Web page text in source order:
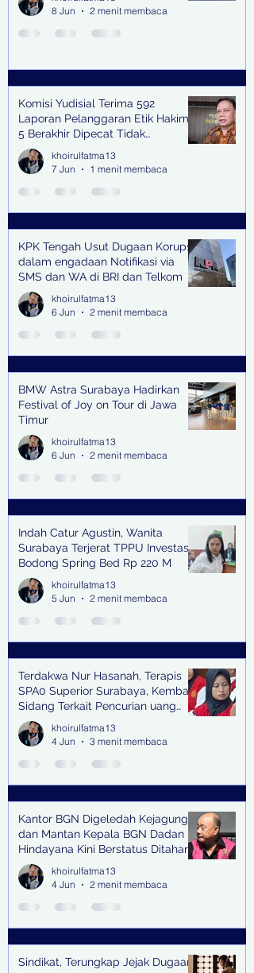
8 Jun
2 menit membaca
Komisi Yudisial Terima 592
Laporan Pelanggaran Etik Hakim,
5 Berakhir Dipecat Tidak
Terhormat
khoirulfatma13
7 Jun
1 menit membaca
KPK Tengah Usut Dugaan Korupsi
dalam engadaan Notifikasi via
SMS dan WA di BRI dan Telkom
khoirulfatma13
6 Jun
2 menit membaca
BMW Astra Surabaya Hadirkan
Festival of Joy on Tour di Jawa
Timur
khoirulfatma13
6 Jun
2 menit membaca
Indah Catur Agustin, Wanita
Surabaya Terjerat TPPU Investasi
Bodong Spring Bed Rp 220 M
khoirulfatma13
5 Jun
2 menit membaca
Terdakwa Nur Hasanah, Terapis
SPA0 Superior Surabaya, Kembali
Sidang Terkait Pencurian uang
senilai Rp1,285 M di PN Surabaya
khoirulfatma13
4 Jun
3 menit membaca
Kantor BGN Digeledah Kejagung
dan Mantan Kepala BGN Dadan
Hindayana Kini Berstatus Ditahan
khoirulfatma13
4 Jun
2 menit membaca
Sindikat, Terungkap Jejak Dugaan